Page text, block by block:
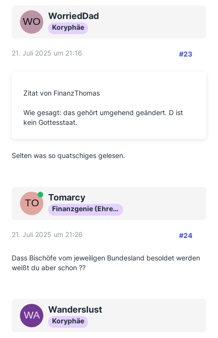
WorriedDad
Koryphäe
21. Juli 2025 um 21:16 #23
Zitat von FinanzThomas
Wie gesagt: das gehört umgehend geändert. D ist
kein Gottesstaat.
Selten was so quatschiges gelesen.
OnlineTomarcy
Finanzgenie (Ehrenmitglied)
21. Juli 2025 um 21:26 #24
Dass Bischöfe vom jeweiligen Bundesland besoldet werden
weißt du aber schon ??
Wanderslust
Koryphäe